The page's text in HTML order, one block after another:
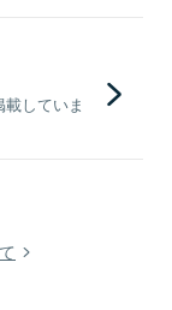
していま